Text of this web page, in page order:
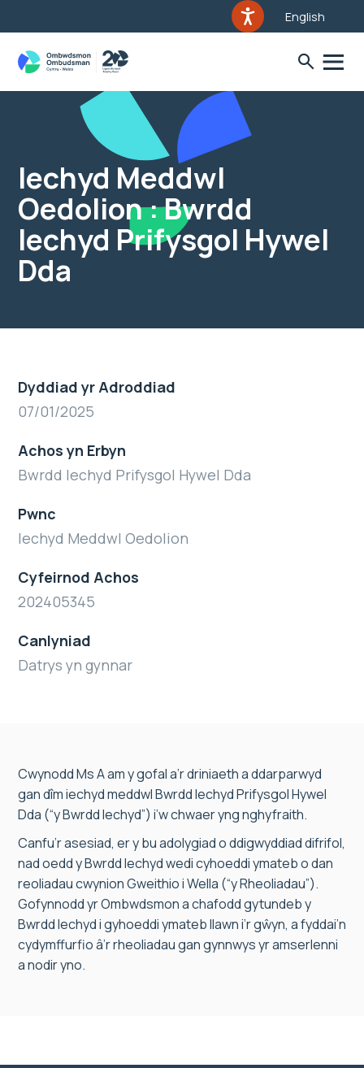
English
Iechyd Meddwl
Oedolion : Bwrdd
Iechyd Prifysgol Hywel
Dda
Dyddiad yr Adroddiad
07/01/2025
Achos yn Erbyn
Bwrdd Iechyd Prifysgol Hywel Dda
Pwnc
Iechyd Meddwl Oedolion
Cyfeirnod Achos
202405345
Canlyniad
Datrys yn gynnar
Cwynodd Ms A am y gofal a’r driniaeth a ddarparwyd
gan dîm iechyd meddwl Bwrdd Iechyd Prifysgol Hywel
Dda (“y Bwrdd Iechyd”) i’w chwaer yng nghyfraith.
Canfu’r asesiad, er y bu adolygiad o ddigwyddiad difrifol,
nad oedd y Bwrdd Iechyd wedi cyhoeddi ymateb o dan
reoliadau cwynion Gweithio i Wella (“y Rheoliadau”).
Gofynnodd yr Ombwdsmon a chafodd gytundeb y
Bwrdd Iechyd i gyhoeddi ymateb llawn i’r gŵyn, a fyddai’n
cydymffurfio â’r rheoliadau gan gynnwys yr amserlenni
a nodir yno.